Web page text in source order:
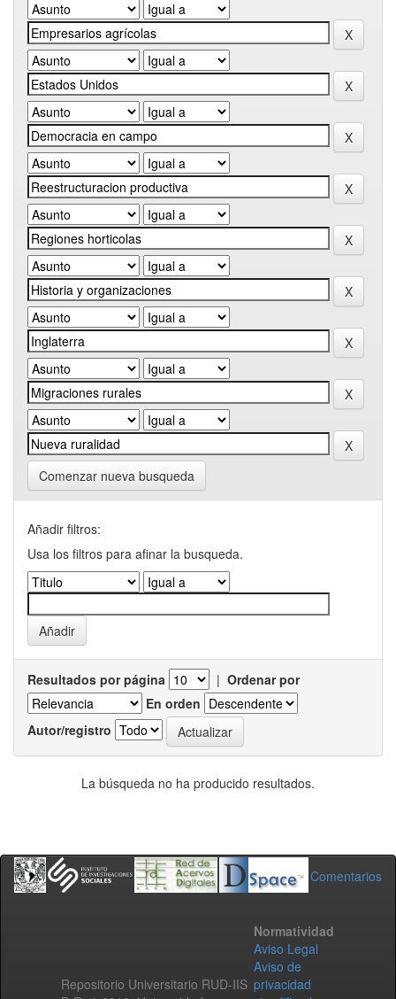
Comenzar nueva busqueda
Añadir filtros:
Usa los filtros para afinar la busqueda.
Resultados por página | Ordenar por
En orden
Autor/registro
La búsqueda no ha producido resultados.
Comentarios
Repositorio Universitario RUD-IIS
Normatividad
Aviso Legal
Aviso de
privacidad